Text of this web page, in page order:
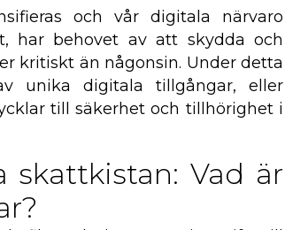
och vår digitala närvaro
har behovet av att skydda och
kritiskt än någonsin. Under detta
unika digitala tillgångar, eller
till säkerhet och tillhörighet i
Vad är